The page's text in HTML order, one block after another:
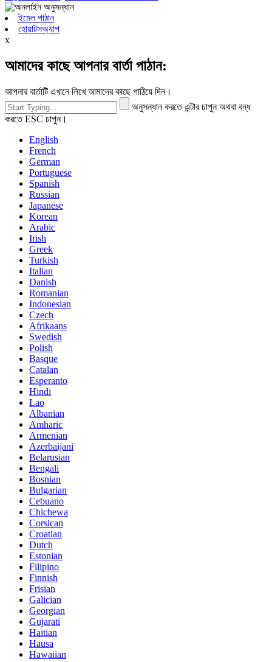
ইমেল পাঠান
হোয়াটসঅ্যাপ
x
আমাদের কাছে আপনার বার্তা পাঠান:
আপনার বার্তাটি এখানে লিখে আমাদের কাছে পাঠিয়ে দিন।
অনুসন্ধান করতে এন্টার চাপুন অথবা বন্ধ
করতে ESC চাপুন।
English
French
German
Portuguese
Spanish
Russian
Japanese
Korean
Arabic
Irish
Greek
Turkish
Italian
Danish
Romanian
Indonesian
Czech
Afrikaans
Swedish
Polish
Basque
Catalan
Esperanto
Hindi
Lao
Albanian
Amharic
Armenian
Azerbaijani
Belarusian
Bengali
Bosnian
Bulgarian
Cebuano
Chichewa
Corsican
Croatian
Dutch
Estonian
Filipino
Finnish
Frisian
Galician
Georgian
Gujarati
Haitian
Hausa
Hawaiian